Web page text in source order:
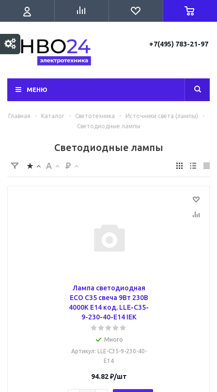
+7(495) 783-21-97
МЕНЮ
Главная - Каталог - Светотехника - Источники света (лампы)
-
Светодиодные лампы
Светодиодные лампы
Лампа светодиодная
ECO C35 свеча 9Вт 230В
4000К E14 код. LLE-C35-
9-230-40-E14 IEK
Много
Артикул: LLE-C35-9-230-40-
E14
94.82₽/шт